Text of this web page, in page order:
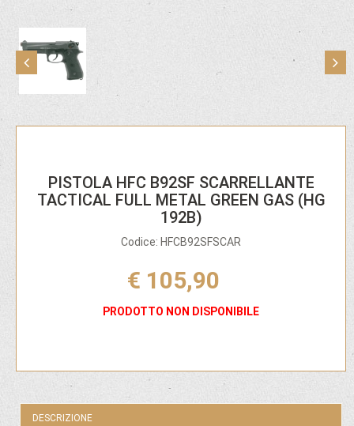
PISTOLA HFC B92SF SCARRELLANTE
TACTICAL FULL METAL GREEN GAS (HG
192B)
Codice: HFCB92SFSCAR
€ 105,90
PRODOTTO NON DISPONIBILE
DESCRIZIONE